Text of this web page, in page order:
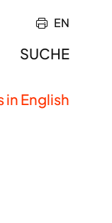
SUCHE
EN
in English